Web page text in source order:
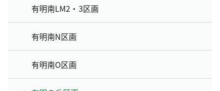
有明南LM2・3区画
有明南N区画
有明南O区画